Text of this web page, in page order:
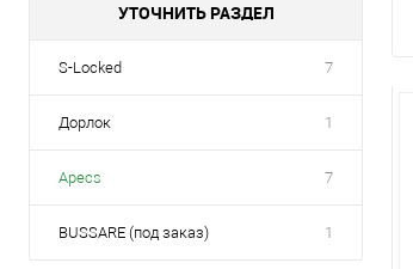
УТОЧНИТЬ РАЗДЕЛ
S-Locked 7
Дорлок 1
Apecs 7
BUSSARE (под заказ) 1